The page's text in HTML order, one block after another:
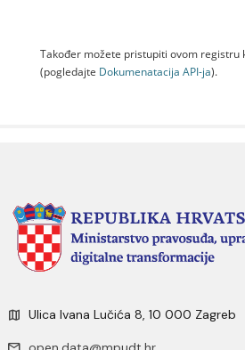
Također možete pristupiti ovom registru
(pogledajte Dokumenаtаcijа API-jа).